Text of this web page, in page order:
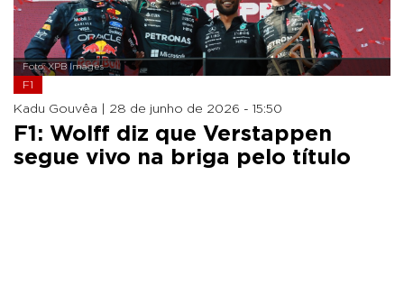
Foto: XPB Images
F1
Kadu Gouvêa | 28 de junho de 2026 - 15:50
F1: Wolff diz que Verstappen
segue vivo na briga pelo título